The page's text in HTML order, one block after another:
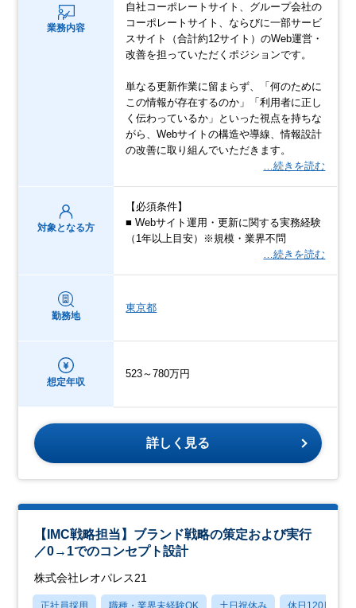
業務内容
自社コーポレートサイト、グループ会社の
コーポレートサイト、ならびに一部サービ
スサイト（合計約12サイト）のWeb運営・
改善を担っていただくポジションです。
単なる更新作業に留まらず、「何のために
この情報が存在するのか」「利用者に正し
く伝わっているか」といった視点を持ちな
がら、Webサイトの構造や導線、情報設計
の改善に取り組んでいただきます。
…続きを読む
対象となる方
【必須条件】
■ Webサイト運用・更新に関する実務経験
（1年以上目安）※規模・業界不問
…続きを読む
勤務地
東京都
想定年収
523～780万円
詳しく見る
【IMC戦略担当】ブランド戦略の策定および実行
／0→1でのコンセプト設計
株式会社レオパレス21
正社員採用 職種・業界未経験OK 土日祝休み 休日120日以上